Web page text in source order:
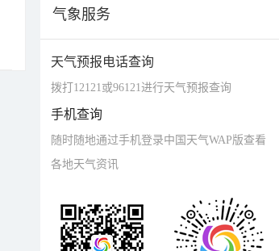
气象服务
天气预报电话查询
拨打12121或96121进行天气预报查询
手机查询
随时随地通过手机登录中国天气WAP版查看
各地天气资讯